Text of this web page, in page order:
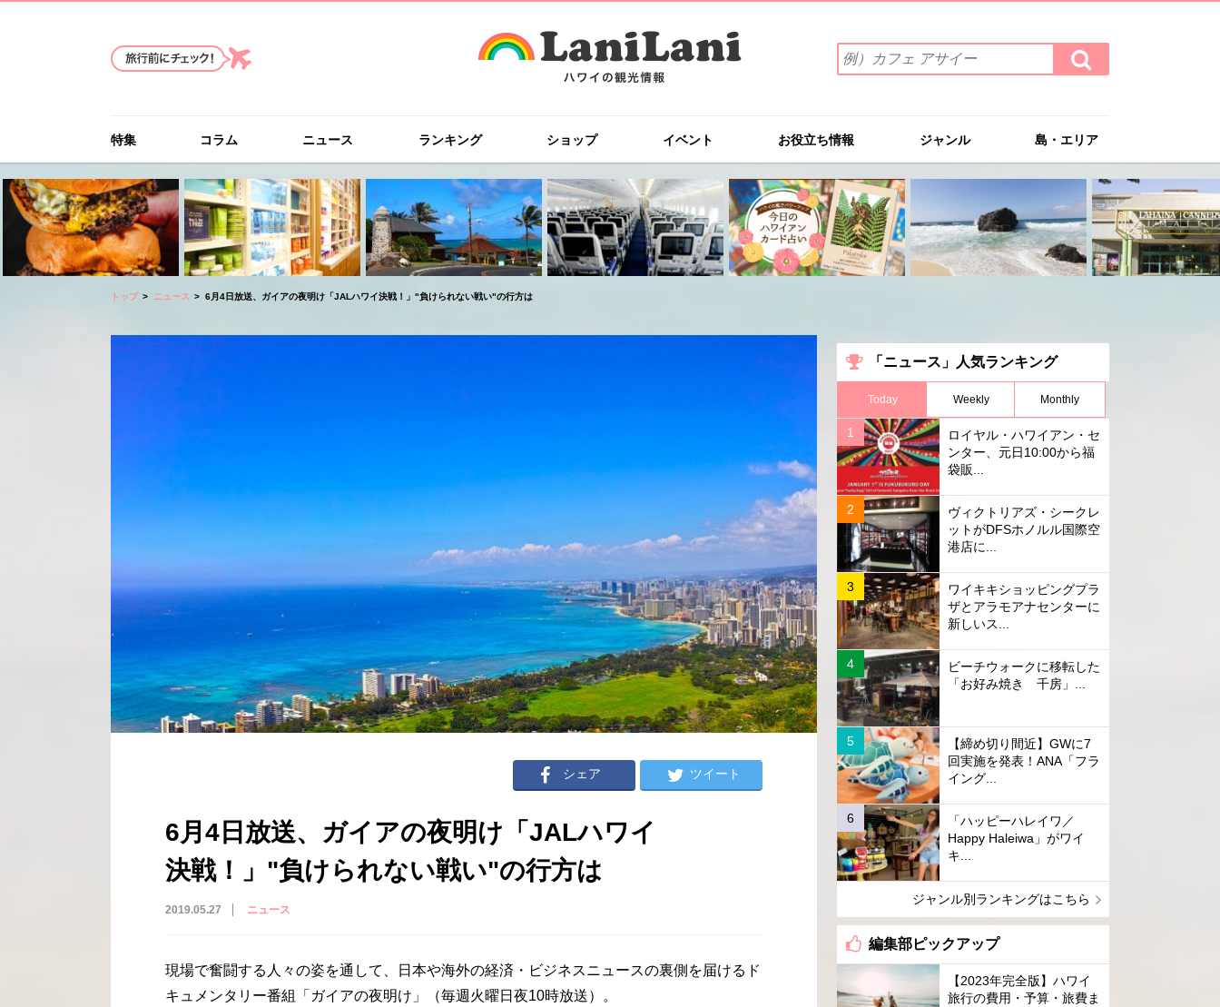
索
ワ
を
入
力
(例）
カ
フ
ェ
イ
ー
検
索
す
特集 コラム ニュース ランキング ショップ イベント お役立ち情報 ジャンル 島・エリア
トップ ニュース 6月4日放送、ガイアの夜明け「JALハワイ決戦！」"負けられない戦い"の行方は
シェア ツイート
6月4日放送、ガイアの夜明け「JALハワイ
決戦！」"負けられない戦い"の行方は
2019.05.27 ニュース
現場で奮闘する人々の姿を通して、日本や海外の経済・ビジネスニュースの裏側を届けるド
キュメンタリー番組「ガイアの夜明け」（毎週火曜日夜10時放送）。
「ニュース」人気ランキング
Today Weekly Monthly
ロイヤル・ハワイアン・セ
ンター、元日10:00から福
袋販...
ヴィクトリアズ・シークレ
ットがDFSホノルル国際空
港店に...
ワイキキショッピングプラ
ザとアラモアナセンターに
新しいス...
ビーチウォークに移転した
「お好み焼き 千房」...
【締め切り間近】GWに7
回実施を発表！ANA「フラ
イング...
「ハッピーハレイワ／
Happy Haleiwa」がワイ
キ...
ジャンル別ランキングはこちら
編集部ピックアップ
【2023年完全版】ハワイ
旅行の費用・予算・旅費ま